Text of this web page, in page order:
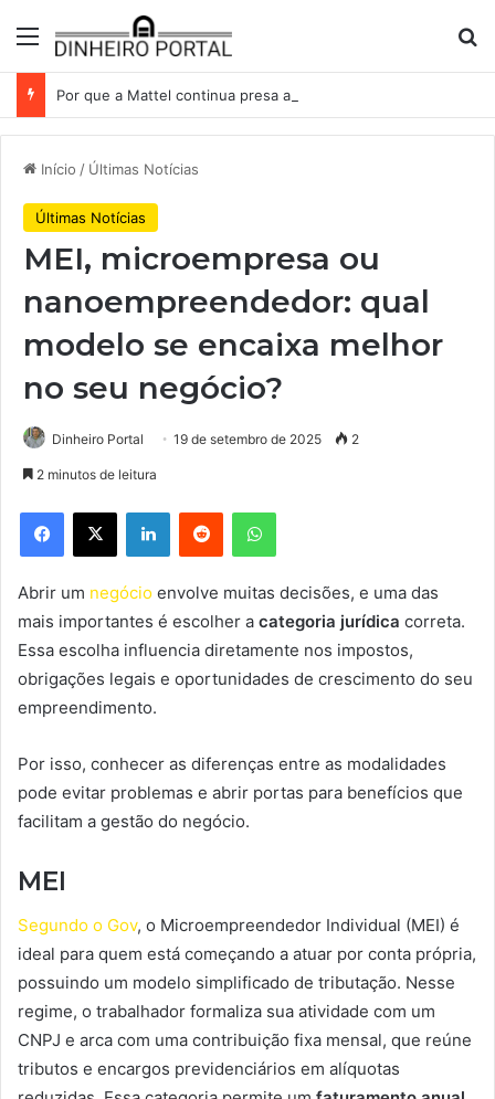
Menu
Início / Últimas Notícias
Últimas Notícias
MEI, microempresa ou
nanoempreendedor: qual
modelo se encaixa melhor
no seu negócio?
Dinheiro Portal 19 de setembro de 2025 2
2 minutos de leitura
Facebook
X LinkedinReddit WhatsApp
Abrir um negócio envolve muitas decisões, e uma das
mais importantes é escolher a categoria jurídica correta.
Essa escolha influencia diretamente nos impostos,
obrigações legais e oportunidades de crescimento do seu
empreendimento.
Por isso, conhecer as diferenças entre as modalidades
pode evitar problemas e abrir portas para benefícios que
facilitam a gestão do negócio.
MEI
Segundo o Gov, o Microempreendedor Individual (MEI) é
ideal para quem está começando a atuar por conta própria,
possuindo um modelo simplificado de tributação. Nesse
regime, o trabalhador formaliza sua atividade com um
CNPJ e arca com uma contribuição fixa mensal, que reúne
tributos e encargos previdenciários em alíquotas